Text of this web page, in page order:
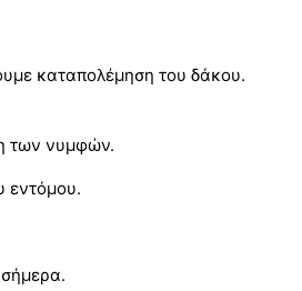
καταπολέμηση του δάκου.
των νυμφών.
εντόμου.